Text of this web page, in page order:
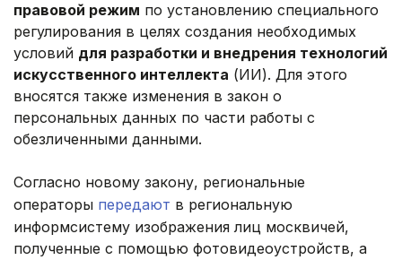
правовой режим по установлению специального
регулирования в целях создания необходимых
условий для разработки и внедрения технологий
искусственного интеллекта (ИИ). Для этого
вносятся также изменения в закон о
персональных данных по части работы с
обезличенными данными.
Согласно новому закону, региональные
операторы передают в региональную
информсистему изображения лиц москвичей,
полученные с помощью фотовидеоустройств, а